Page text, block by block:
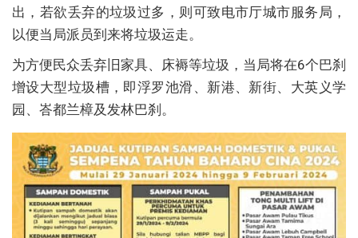
出，若欲丢弃的垃圾过多，则可致电市厅城市服务局，
以便当局派员到来将垃圾运走。
为方便民众丢弃旧家具、床褥等垃圾，当局将在6个巴刹
增设大型垃圾槽，即浮罗池滑、新港、新街、大英义学
园、峇都兰樟及发林巴刹。